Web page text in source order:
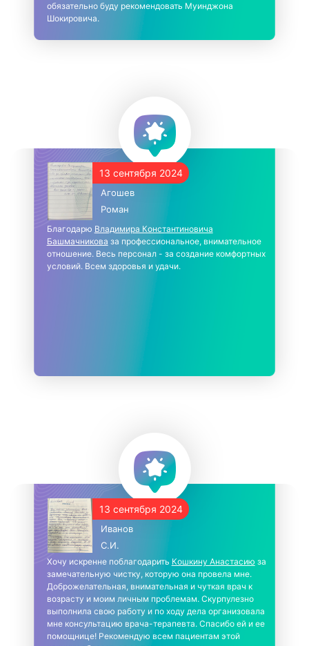
обязательно буду рекомендовать Муинджона
Шокировича.
13 сентября 2024
Агошев
Роман
Благодарю Владимира Константиновича
Башмачникова за профессиональное, внимательное
отношение. Весь персонал - за создание комфортных
условий. Всем здоровья и удачи.
13 сентября 2024
Иванов
С.И.
Хочу искренне поблагодарить Кошкину Анастасию за
замечательную чистку, которую она провела мне.
Доброжелательная, внимательная и чуткая врач к
возрасту и моим личным проблемам. Скурпулезно
выполнила свою работу и по ходу дела организовала
мне консультацию врача-терапевта. Спасибо ей и ее
помощнице! Рекомендую всем пациентам этой